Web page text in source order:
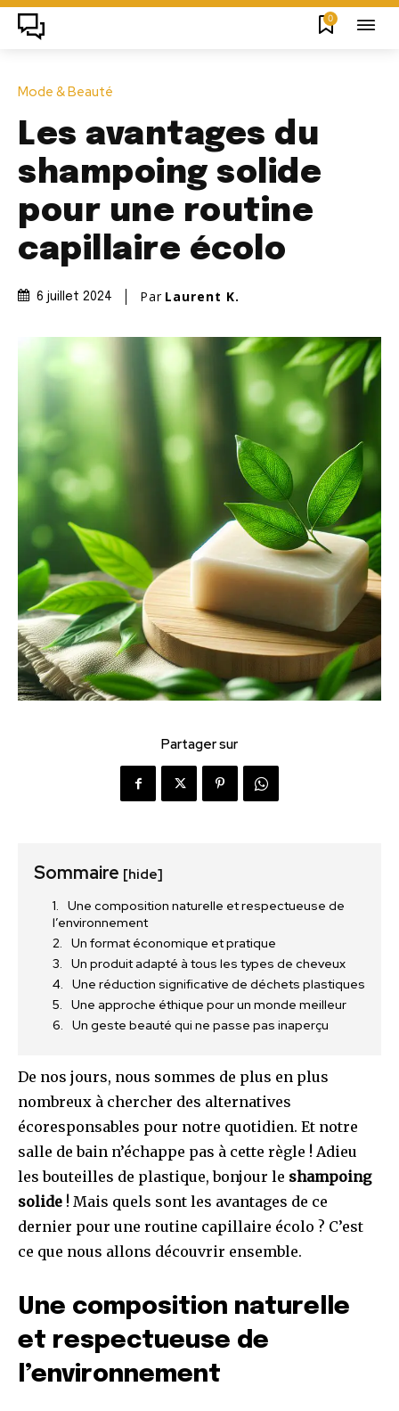
0
Mode & Beauté
Les avantages du
shampoing solide
pour une routine
capillaire écolo
6 juillet 2024 Par Laurent K.
Partager sur
Sommaire [hide]
Une composition naturelle et respectueuse de
l’environnement
Un format économique et pratique
Un produit adapté à tous les types de cheveux
Une réduction significative de déchets plastiques
Une approche éthique pour un monde meilleur
Un geste beauté qui ne passe pas inaperçu
De nos jours, nous sommes de plus en plus
nombreux à chercher des alternatives
écoresponsables pour notre quotidien. Et notre
salle de bain n’échappe pas à cette règle ! Adieu
les bouteilles de plastique, bonjour le shampoing
solide ! Mais quels sont les avantages de ce
dernier pour une routine capillaire écolo ? C’est
ce que nous allons découvrir ensemble.
Une composition naturelle
et respectueuse de
l’environnement